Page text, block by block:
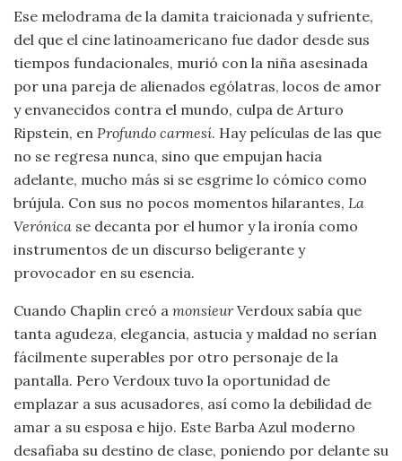
Ese melodrama de la damita traicionada y sufriente,
del que el cine latinoamericano fue dador desde sus
tiempos fundacionales, murió con la niña asesinada
por una pareja de alienados ególatras, locos de amor
y envanecidos contra el mundo, culpa de Arturo
Ripstein, en Profundo carmesí. Hay películas de las que
no se regresa nunca, sino que empujan hacia
adelante, mucho más si se esgrime lo cómico como
brújula. Con sus no pocos momentos hilarantes, La
Verónica se decanta por el humor y la ironía como
instrumentos de un discurso beligerante y
provocador en su esencia.
Cuando Chaplin creó a monsieur Verdoux sabía que
tanta agudeza, elegancia, astucia y maldad no serían
fácilmente superables por otro personaje de la
pantalla. Pero Verdoux tuvo la oportunidad de
emplazar a sus acusadores, así como la debilidad de
amar a su esposa e hijo. Este Barba Azul moderno
desafiaba su destino de clase, poniendo por delante su